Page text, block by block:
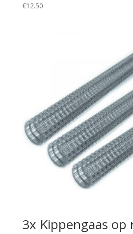
€12.50
3x Kippengaas op